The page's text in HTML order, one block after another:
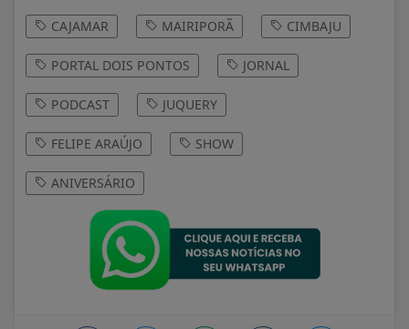
CAJAMAR MAIRIPORÃ CIMBAJU
PORTAL DOIS PONTOS JORNAL
PODCAST JUQUERY
FELIPE ARAÚJO SHOW
ANIVERSÁRIO